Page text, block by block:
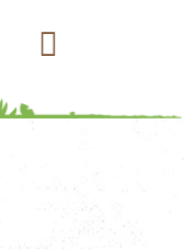
pre psov
Prihlásenie
košík